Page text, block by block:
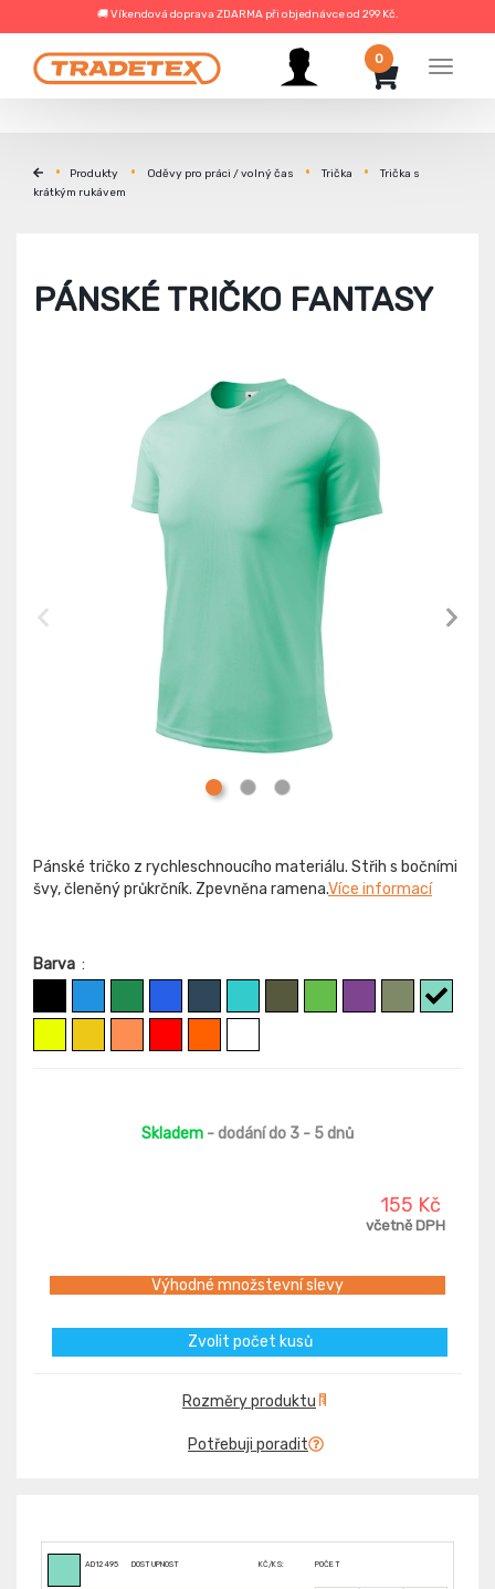
🚚 Víkendová doprava ZDARMA při objednávce od 299 Kč.
Menu
0
Produkty Oděvy pro práci / volný čas Trička
Trička s
krátkým rukávem
PÁNSKÉ TRIČKO FANTASY
Pánské tričko z rychleschnoucího materiálu. Střih s bočními
švy, členěný průkrčník. Zpevněna ramena.Více informací
Barva :
Skladem - dodání do 3 - 5 dnů
155 Kč
včetně DPH
Výhodné množstevní slevy
Zvolit počet kusů
Rozměry produktu
Potřebuji poradit
AD12495 DOSTUPNOST KČ/KS: POČET